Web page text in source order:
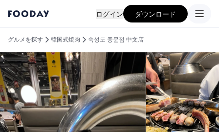
ログイン ダウンロード
グルメを探す 韓国式焼肉 숙성도 중문점 中文店